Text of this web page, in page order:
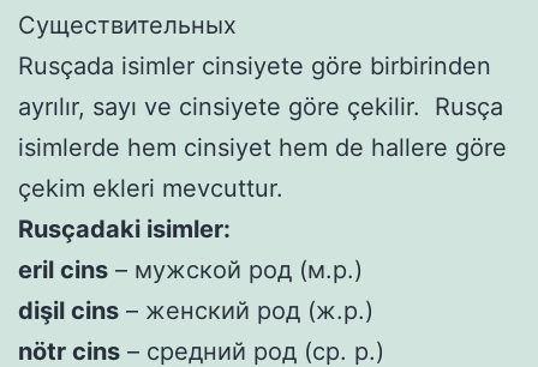
Существительных
Rusçada isimler cinsiyete göre birbirinden
ayrılır, sayı ve cinsiyete göre çekilir. Rusça
isimlerde hem cinsiyet hem de hallere göre
çekim ekleri mevcuttur.
Rusçadaki isimler:
eril cins – мужской род (м.р.)
dişil cins – женский род (ж.р.)
nötr cins – средний род (ср. р.)